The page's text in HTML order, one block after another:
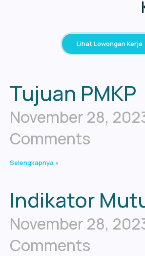
Lihat Lowongan Kerja
Tujuan PMKP
November 28,
Comments
Selengkapnya »
Indikator
November 28,
Comments